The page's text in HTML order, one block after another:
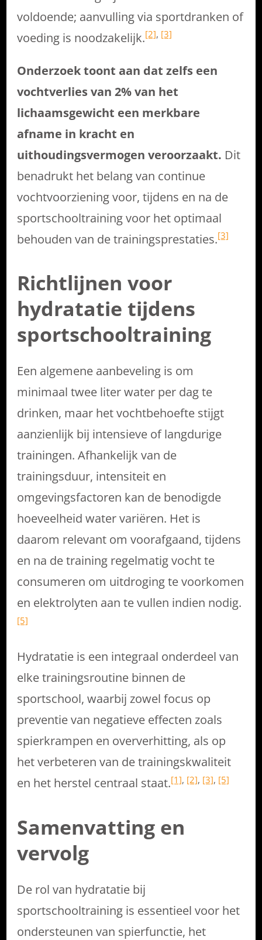
voldoende; aanvulling via sportdranken of
voeding is noodzakelijk.[2], [3]
Onderzoek toont aan dat zelfs een
vochtverlies van 2% van het
lichaamsgewicht een merkbare
afname in kracht en
uithoudingsvermogen veroorzaakt. Dit
benadrukt het belang van continue
vochtvoorziening voor, tijdens en na de
sportschooltraining voor het optimaal
behouden van de trainingsprestaties.[3]
Richtlijnen voor
hydratatie tijdens
sportschooltraining
Een algemene aanbeveling is om
minimaal twee liter water per dag te
drinken, maar het vochtbehoefte stijgt
aanzienlijk bij intensieve of langdurige
trainingen. Afhankelijk van de
trainingsduur, intensiteit en
omgevingsfactoren kan de benodigde
hoeveelheid water variëren. Het is
daarom relevant om voorafgaand, tijdens
en na de training regelmatig vocht te
consumeren om uitdroging te voorkomen
en elektrolyten aan te vullen indien nodig.
[5]
Hydratatie is een integraal onderdeel van
elke trainingsroutine binnen de
sportschool, waarbij zowel focus op
preventie van negatieve effecten zoals
spierkrampen en oververhitting, als op
het verbeteren van de trainingskwaliteit
en het herstel centraal staat.[1], [2], [3], [5]
Samenvatting en
vervolg
De rol van hydratatie bij
sportschooltraining is essentieel voor het
ondersteunen van spierfunctie, het